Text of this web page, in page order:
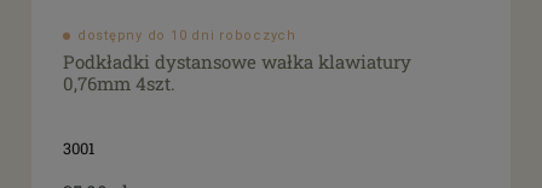
dostępny do 10 dni roboczych
Podkładki dystansowe wałka klawiatury
0,76mm 4szt.
3001